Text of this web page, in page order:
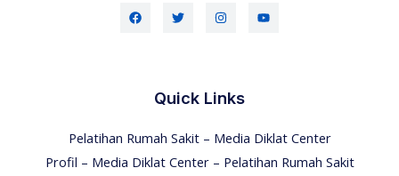
Quick Links
Pelatihan Rumah Sakit – Media Diklat Center
Profil – Media Diklat Center – Pelatihan Rumah Sakit